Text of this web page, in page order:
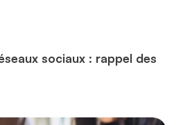
sociaux : rappel des